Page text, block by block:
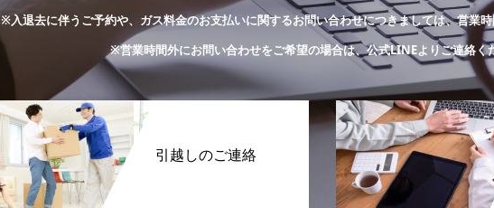
※入退去に伴うご予約や、ガス料金のお支払いに関するお問い合わせにつきましては、営業時
※営業時間外にお問い合わせをご希望の場合は、公式LINEよりご連絡く
引越しのご連絡